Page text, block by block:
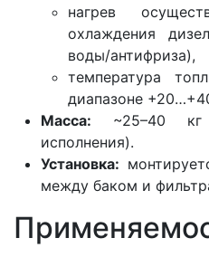
нагрев
охлаждения
воды/антифриза),
температура
диапазоне
Масса: ~25–40 кг
исполнения).
Установка:
между баком и